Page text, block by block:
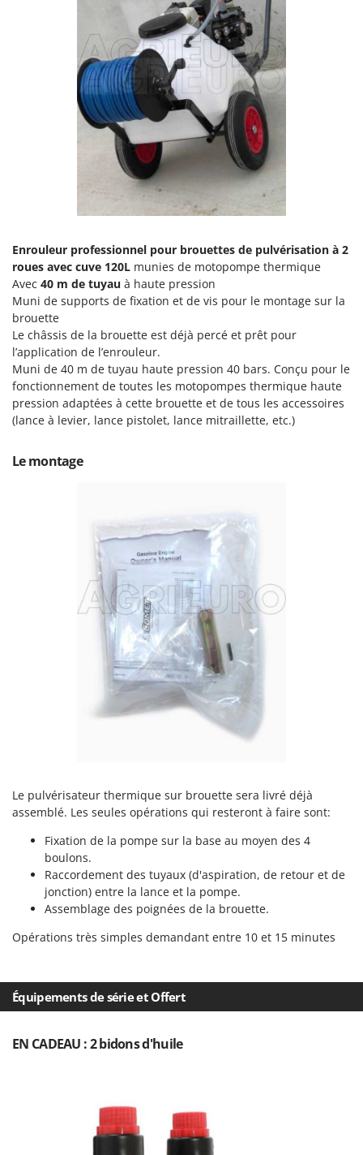
Simatech
Sirman
Spice Electronics
Spiralmac
Spring Protezione
Spyro
Stanley
Stiga
Stocker
Sunseeker
T
Tecla
Titania
Trev - Abrek - TecnoVIR
Unger
Verdemax
Vesco
Volpi
W
WIDU
Wolf Garten
Enrouleur professionnel pour brouettes de pulvérisation à 2
roues avec cuve 120L munies de motopompe thermique
Avec 40 m de tuyau à haute pression
Muni de supports de fixation et de vis pour le montage sur la
brouette
Le châssis de la brouette est déjà percé et prêt pour
l’application de l’enrouleur.
Muni de 40 m de tuyau haute pression 40 bars. Conçu pour le
fonctionnement de toutes les motopompes thermique haute
pression adaptées à cette brouette et de tous les accessoires
(lance à levier, lance pistolet, lance mitraillette, etc.)
Le montage
Le pulvérisateur thermique sur brouette sera livré déjà
assemblé. Les seules opérations qui resteront à faire sont:
Fixation de la pompe sur la base au moyen des 4
boulons.
Raccordement des tuyaux (d'aspiration, de retour et de
jonction) entre la lance et la pompe.
Assemblage des poignées de la brouette.
Opérations très simples demandant entre 10 et 15 minutes
Équipements de série et Offert
EN CADEAU : 2 bidons d'huile